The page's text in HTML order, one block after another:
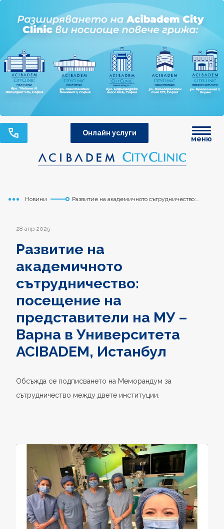
меню
Онлайн услуги
Начало
Новини
Развитие на академичното сътрудничество:
28 апр 2025
Развитие на
академичното
сътрудничество:
посещение на
представители на МУ –
Варна в Университета
ACIBADEM, Истанбул
Обсъжда се подписването на Меморандум за
сътрудничество между двете институции.